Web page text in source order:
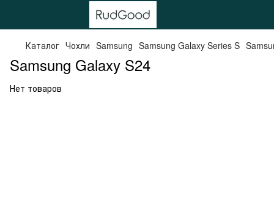
Каталог Чохли Samsung Samsung Galaxy Series S
Samsung Galaxy S24
Нет товаров